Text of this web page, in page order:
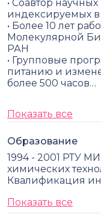
• Соавтор
индексируемых в
• Более 10 лет
Молекулярной
РАН
• Групповые
питанию и
более 500 часов…
Показать все
Образование
1994 - 2001 РТУ
химических
Квалификация
Показать все